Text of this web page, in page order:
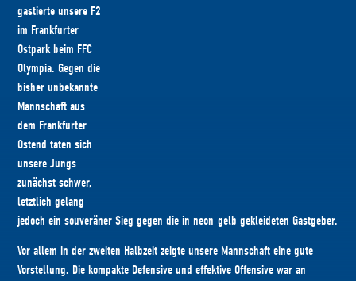
gastierte unsere F2
im Frankfurter
Ostpark beim FFC
Olympia. Gegen die
bisher unbekannte
Mannschaft aus
dem Frankfurter
Ostend taten sich
unsere Jungs
zunächst schwer,
letztlich gelang
jedoch ein souveräner Sieg gegen die in neon-gelb gekleideten Gastgeber.
Vor allem in der zweiten Halbzeit zeigte unsere Mannschaft eine gute
Vorstellung. Die kompakte Defensive und effektive Offensive war an